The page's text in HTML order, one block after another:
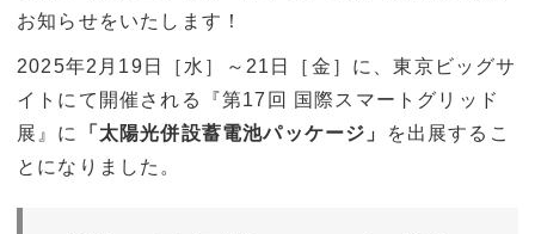
お知らせをいたします！
2025年2月19日［水］～21日［金］に、東京ビッグサ
イトにて開催される『第17回 国際スマートグリッド
展』に
「太陽光併設蓄電池パッケージ」
を出展するこ
とになりました。